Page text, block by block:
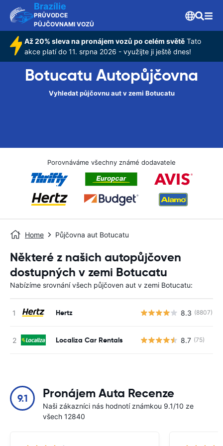
Brazílie
PRŮVODCE
PŮJČOVNAMI VOZŮ
Až 20% sleva na pronájem vozů po celém světě Tato
akce platí do 11. srpna 2026 - využijte ji ještě dnes!
Botucatu Autopůjčovna
Vyhledat půjčovnu aut v zemi Botucatu
Porovnáváme všechny známé dodavatele
Home Půjčovna aut Botucatu
Některé z našich autopůjčoven
dostupných v zemi Botucatu
Nabízíme srovnání všech půjčoven aut v zemi Botucatu:
Hertz 8.3 (8807)
Localiza Car Rentals 8.7 (75)
9.1 Pronájem Auta Recenze
Naši zákazníci nás hodnotí známkou 9.1/10 ze
všech 12840